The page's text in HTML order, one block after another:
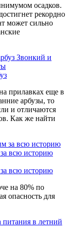
осадков.
рекордно
может сильно
Звонкий и
прилавках еще в
арбузы, то
и отличаются
Как же найти
всю историю
всю историю
на 80% по
опасность для
питания в летний